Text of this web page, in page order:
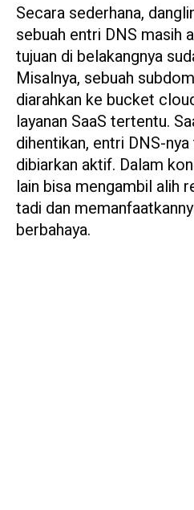
Secara sederhana,
sebuah entri DNS masih
tujuan di belakangnya
Misalnya, sebuah
diarahkan ke bucket
layanan SaaS tertentu.
dihentikan, entri DNS-
dibiarkan aktif. Dalam
lain bisa mengambil alih
tadi dan
berbahaya.